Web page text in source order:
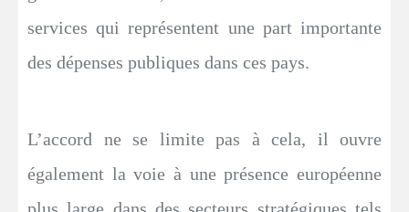
services qui représentent une part importante
des dépenses publiques dans ces pays.
L’accord ne se limite pas à cela, il ouvre
également la voie à une présence européenne